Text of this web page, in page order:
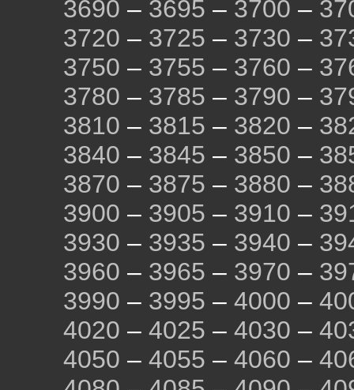
3690 – 3695 – 3700 –
3720 – 3725 – 3730 –
3750 – 3755 – 3760 –
3780 – 3785 – 3790 –
3810 – 3815 – 3820 –
3840 – 3845 – 3850 –
3870 – 3875 – 3880 –
3900 – 3905 – 3910 –
3930 – 3935 – 3940 –
3960 – 3965 – 3970 –
3990 – 3995 – 4000 –
4020 – 4025 – 4030 –
4050 – 4055 – 4060 –